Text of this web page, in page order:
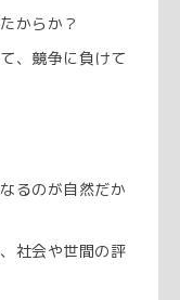
からか？
、競争に負けて
るのが自然だか
社会や世間の評